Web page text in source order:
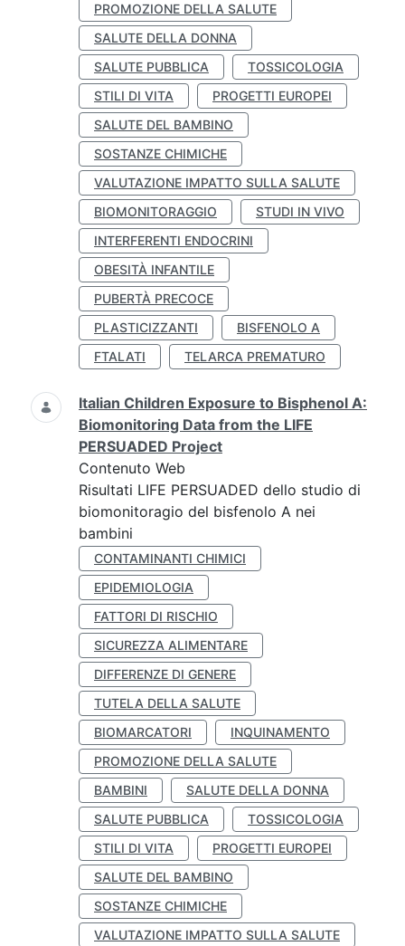
PROMOZIONE DELLA SALUTE
SALUTE DELLA DONNA
SALUTE PUBBLICA
TOSSICOLOGIA
STILI DI VITA
PROGETTI EUROPEI
SALUTE DEL BAMBINO
SOSTANZE CHIMICHE
VALUTAZIONE IMPATTO SULLA SALUTE
BIOMONITORAGGIO
STUDI IN VIVO
INTERFERENTI ENDOCRINI
OBESITÀ INFANTILE
PUBERTÀ PRECOCE
PLASTICIZZANTI
BISFENOLO A
FTALATI
TELARCA PREMATURO
Italian Children Exposure to Bisphenol A:
Biomonitoring Data from the LIFE
PERSUADED Project
Contenuto Web
Risultati LIFE PERSUADED dello studio di
biomonitoragio del bisfenolo A nei
bambini
CONTAMINANTI CHIMICI
EPIDEMIOLOGIA
FATTORI DI RISCHIO
SICUREZZA ALIMENTARE
DIFFERENZE DI GENERE
TUTELA DELLA SALUTE
BIOMARCATORI
INQUINAMENTO
PROMOZIONE DELLA SALUTE
BAMBINI
SALUTE DELLA DONNA
SALUTE PUBBLICA
TOSSICOLOGIA
STILI DI VITA
PROGETTI EUROPEI
SALUTE DEL BAMBINO
SOSTANZE CHIMICHE
VALUTAZIONE IMPATTO SULLA SALUTE